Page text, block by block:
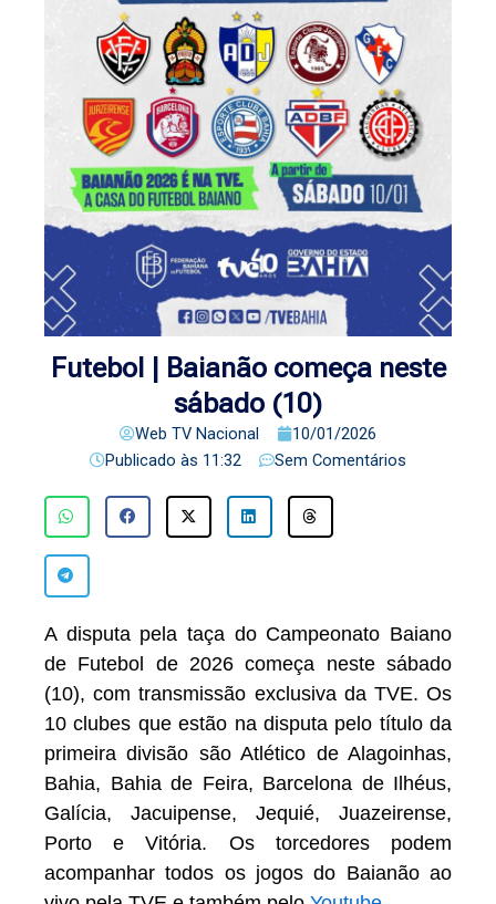
Futebol | Baianão começa neste
sábado (10)
Web TV Nacional
10/01/2026
Publicado às 11:32 Sem Comentários
A disputa pela taça do Campeonato Baiano
de Futebol de 2026 começa neste sábado
(10), com transmissão exclusiva da TVE. Os
10 clubes que estão na disputa pelo título da
primeira divisão são Atlético de Alagoinhas,
Bahia, Bahia de Feira, Barcelona de Ilhéus,
Galícia, Jacuipense, Jequié, Juazeirense,
Porto e Vitória. Os torcedores podem
acompanhar todos os jogos do Baianão ao